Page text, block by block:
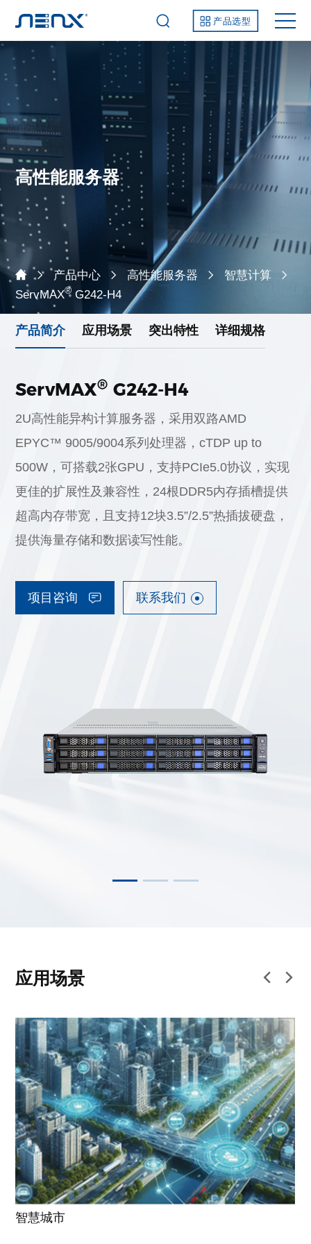
产品选型
高性能服务器
产品中心 高性能服务器
智慧计算
ServMAX® G242-H4
产品简介 应用场景 突出特性 详细规格
ServMAX® G242-H4
2U高性能异构计算服务器，采用双路AMD
EPYC™ 9005/9004系列处理器，cTDP up to
500W，可搭载2张GPU，支持PCIe5.0协议，实现
更佳的扩展性及兼容性，24根DDR5内存插槽提供
超高内存带宽，且支持12块3.5”/2.5”热插拔硬盘，
提供海量存储和数据读写性能。
项目咨询 联系我们
应用场景
智慧城市